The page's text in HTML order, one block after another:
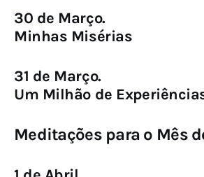
30 de Março.
Minhas Misérias
31 de Março.
Um Milhão de
Meditações para o Mês